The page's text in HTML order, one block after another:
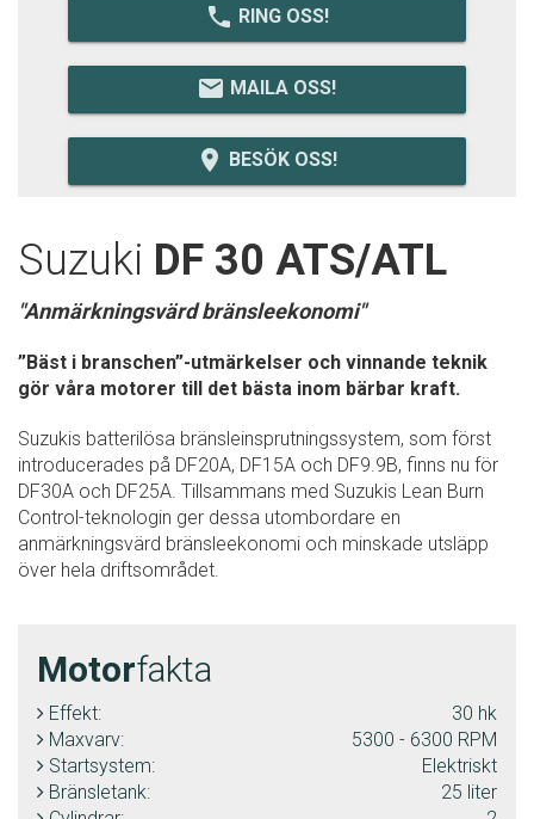
local_phone RING OSS!
email MAILA OSS!
room BESÖK OSS!
Suzuki DF 30 ATS/ATL
"Anmärkningsvärd bränsleekonomi"
”Bäst i branschen”-utmärkelser och vinnande teknik
gör våra motorer till det bästa inom bärbar kraft.
Suzukis batterilösa bränsleinsprutningssystem, som först
introducerades på DF20A, DF15A och DF9.9B, finns nu för
DF30A och DF25A. Tillsammans med Suzukis Lean Burn
Control-teknologin ger dessa utombordare en
anmärkningsvärd bränsleekonomi och minskade utsläpp
över hela driftsområdet.
Motorfakta
Effekt:
30 hk
Maxvarv:
5300 - 6300 RPM
Startsystem:
Elektriskt
Bränsletank:
25 liter